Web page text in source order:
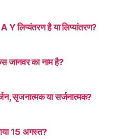
लिप्यंतरण है या लिप्यांतरण?
जानवर का नाम है?
सृजनात्मक या सर्जनात्मक?
15 अगस्त?